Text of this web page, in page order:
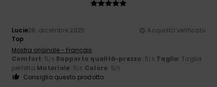
Lucie28. dicembre 2025
Acquisto verificato
Top
Mostra originale - Français
Comfort: 5/5 Rapporto qualità-prezzo: 5/5 Taglia: Taglia
perfetta Materiale: 5/5 Colore: 5/5
Consiglio questo prodotto